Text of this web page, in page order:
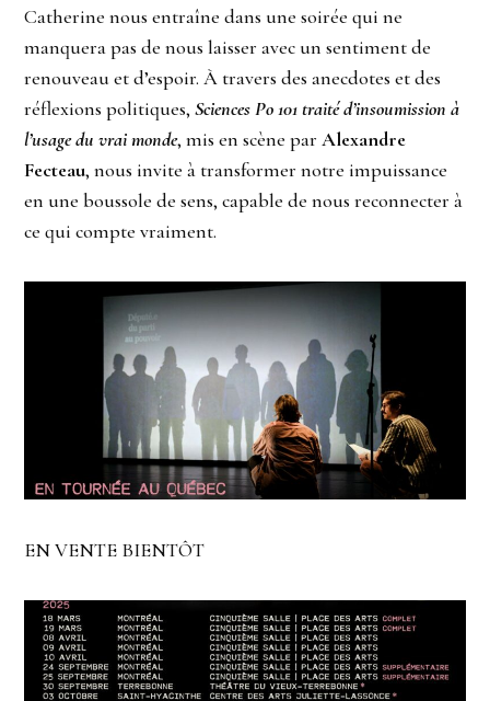
Catherine nous entraîne dans une soirée qui ne
manquera pas de nous laisser avec un sentiment de
renouveau et d’espoir. À travers des anecdotes et des
réflexions politiques,Sciences Po 101 traité d’insoumission à
l’usage du vrai monde, mis en scène parAlexandre
Fecteau, nous invite à transformer notre impuissance
en une boussole de sens, capable de nous reconnecter à
ce qui compte vraiment.
EN VENTE BIENTÔT